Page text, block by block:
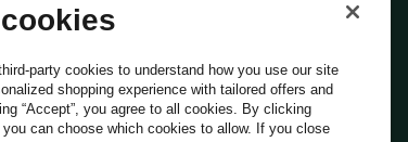
party cookies to understand how you use our site
shopping experience with tailored offers and
“Accept”, you agree to all cookies. By clicking
you can choose which cookies to allow. If you close